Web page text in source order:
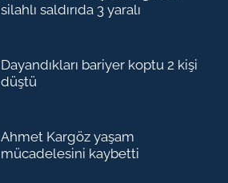
silahlı saldırıda 3 yaralı
Dayandıkları bariyer koptu 2 kişi
düştü
Ahmet Kargöz yaşam
mücadelesini kaybetti